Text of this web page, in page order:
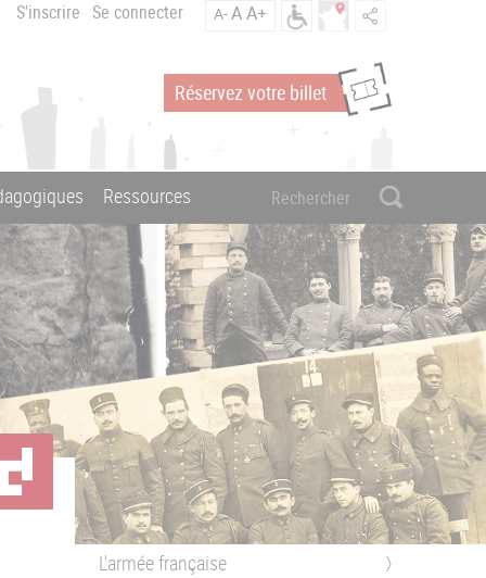
S'inscrire Se connecter A-AA+
Réservez votre billet
Ressources
L'armée française